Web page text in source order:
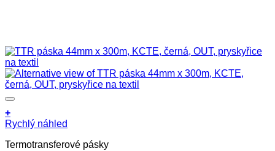
+
Rychlý náhled
Termotransferové pásky